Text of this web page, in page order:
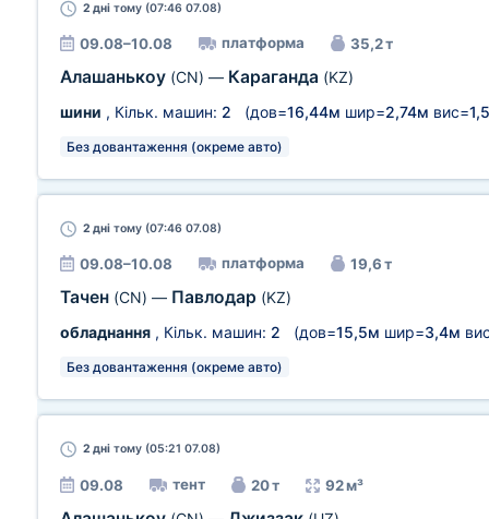
2 дні тому (07:46 07.08)
09.08–10.08 платформа 35,2 т
Алашанькоу (CN) — Караганда (KZ)
шини , Кільк. машин: 2 (дов=16,44м шир=2,74м вис=
Без довантаження (окреме авто)
2 дні тому (07:46 07.08)
09.08–10.08 платформа 19,6 т
Тачен (CN) — Павлодар (KZ)
обладнання , Кільк. машин: 2 (дов=15,5м шир=3,4м
Без довантаження (окреме авто)
2 дні тому (05:21 07.08)
09.08 тент 20 т 92 м³